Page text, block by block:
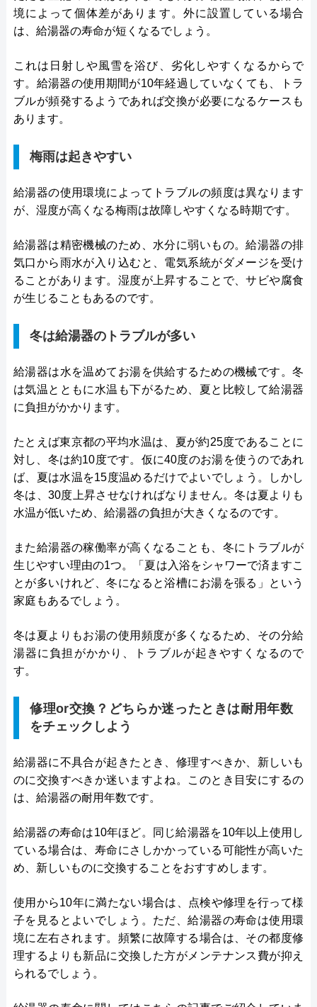
境によって個体差があります。外に設置している場合
は、給湯器の寿命が短くなるでしょう。
これは日射しや風雪を浴び、劣化しやすくなるからで
す。給湯器の使用期間が10年経過していなくても、トラ
ブルが頻発するようであれば交換が必要になるケースも
あります。
梅雨は起きやすい
給湯器の使用環境によってトラブルの頻度は異なります
が、湿度が高くなる梅雨は故障しやすくなる時期です。
給湯器は精密機械のため、水分に弱いもの。給湯器の排
気口から雨水が入り込むと、電気系統がダメージを受け
ることがあります。湿度が上昇することで、サビや腐食
が生じることもあるのです。
冬は給湯器のトラブルが多い
給湯器は水を温めてお湯を供給するための機械です。冬
は気温とともに水温も下がるため、夏と比較して給湯器
に負担がかかります。
たとえば東京都の平均水温は、夏が約25度であることに
対し、冬は約10度です。仮に40度のお湯を使うのであれ
ば、夏は水温を15度温めるだけでよいでしょう。しかし
冬は、30度上昇させなければなりません。冬は夏よりも
水温が低いため、給湯器の負担が大きくなるのです。
また給湯器の稼働率が高くなることも、冬にトラブルが
生じやすい理由の1つ。「夏は入浴をシャワーで済ますこ
とが多いけれど、冬になると浴槽にお湯を張る」という
家庭もあるでしょう。
冬は夏よりもお湯の使用頻度が多くなるため、その分給
湯器に負担がかかり、トラブルが起きやすくなるので
す。
修理or交換？どちらか迷ったときは耐用年数
をチェックしよう
給湯器に不具合が起きたとき、修理すべきか、新しいも
のに交換すべきか迷いますよね。このとき目安にするの
は、給湯器の耐用年数です。
給湯器の寿命は10年ほど。同じ給湯器を10年以上使用し
ている場合は、寿命にさしかかっている可能性が高いた
め、新しいものに交換することをおすすめします。
使用から10年に満たない場合は、点検や修理を行って様
子を見るとよいでしょう。ただ、給湯器の寿命は使用環
境に左右されます。頻繁に故障する場合は、その都度修
理するよりも新品に交換した方がメンテナンス費が抑え
られるでしょう。